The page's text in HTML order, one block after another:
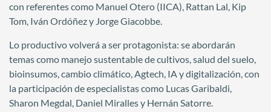
con referentes como Manuel Otero (IICA), Rattan Lal, Kip
Tom, Iván Ordóñez y Jorge Giacobbe.
Lo productivo volverá a ser protagonista: se abordarán
temas como manejo sustentable de cultivos, salud del suelo,
bioinsumos, cambio climático, Agtech, IA y digitalización, con
la participación de especialistas como Lucas Garibaldi,
Sharon Megdal, Daniel Miralles y Hernán Satorre.